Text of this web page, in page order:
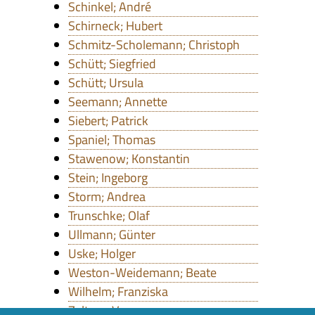
Schinkel; André
Schirneck; Hubert
Schmitz-Scholemann; Christoph
Schütt; Siegfried
Schütt; Ursula
Seemann; Annette
Siebert; Patrick
Spaniel; Thomas
Stawenow; Konstantin
Stein; Ingeborg
Storm; Andrea
Trunschke; Olaf
Ullmann; Günter
Uske; Holger
Weston-Weidemann; Beate
Wilhelm; Franziska
Zeltner; Verena